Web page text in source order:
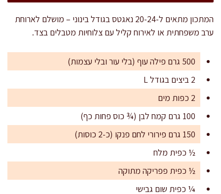
המתכון מתאים ל-20-24 נאגטס בגודל בינוני – מושלם לארוחת
ערב משפחתית או לאירוח קליל עם צלוחיות מטבלים בצד.
500 גרם פילה עוף (בלי עור ובלי עצמות)
2 ביצים בגודל L
2 כפות מים
100 גרם קמח לבן (¾ כוס פחות כף)
150 גרם פירורי לחם פנקו (כ-2 כוסות)
½ כפית מלח
½ כפית פפריקה מתוקה
¼ כפית שום גבישי